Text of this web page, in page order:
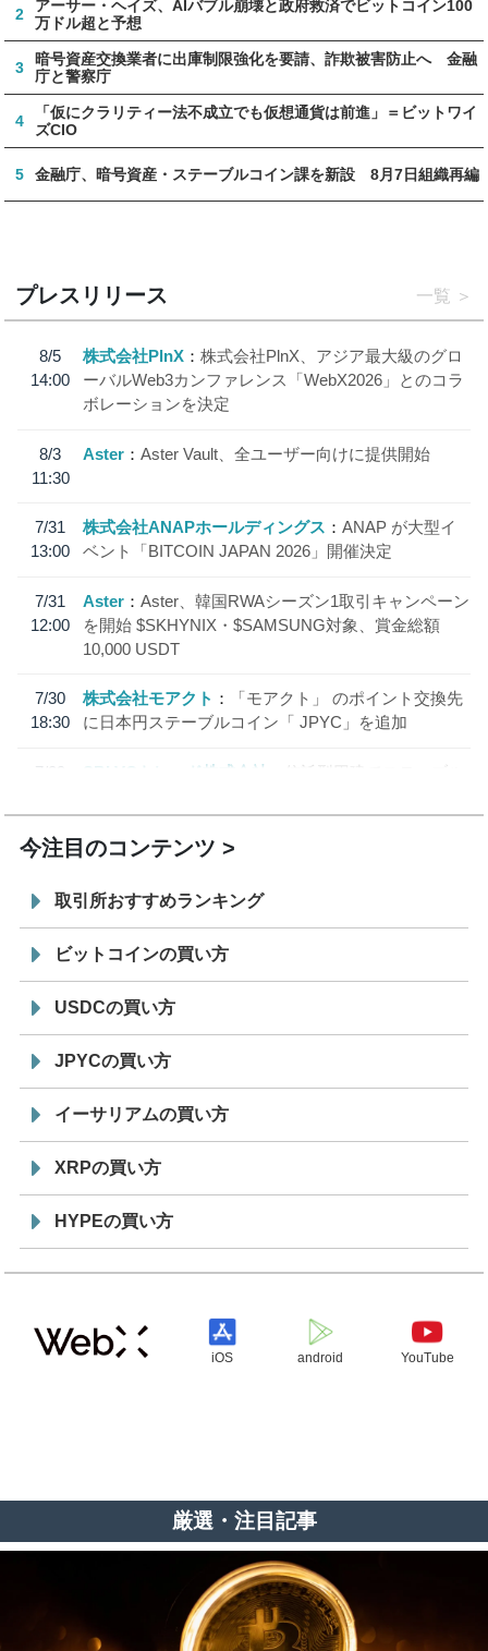
2
アーサー・ヘイズ、AIバブル崩壊と政府救済でビットコイン100
万ドル超と予想
3
暗号資産交換業者に出庫制限強化を要請、詐欺被害防止へ 金融
庁と警察庁
4
「仮にクラリティー法不成立でも仮想通貨は前進」＝ビットワイ
ズCIO
5 金融庁、暗号資産・ステーブルコイン課を新設 8月7日組織再編
プレスリリース 一覧
8/5
14:00
株式会社PlnX
株式会社PlnX、アジア最大級のグロ
ーバルWeb3カンファレンス「WebX2026」とのコラ
ボレーションを決定
8/3
11:30
Aster Aster Vault、全ユーザー向けに提供開始
7/31
13:00
株式会社ANAPホールディングス
ANAP が大型イ
ベント「BITCOIN JAPAN 2026」開催決定
7/31
12:00
Aster
Aster、韓国RWAシーズン1取引キャンペーン
を開始 $SKHYNIX・$SAMSUNG対象、賞金総額
10,000 USDT
7/30
18:30
株式会社モアクト
「モアクト」 のポイント交換先
に日本円ステーブルコイン「 JPYC」を追加
7/29
SBI VCトレード株式会社
信託型円建てステーブル
今注目のコンテンツ
取引所おすすめランキング
ビットコインの買い方
USDCの買い方
JPYCの買い方
イーサリアムの買い方
XRPの買い方
HYPEの買い方
iOS android YouTube
厳選・注目記事